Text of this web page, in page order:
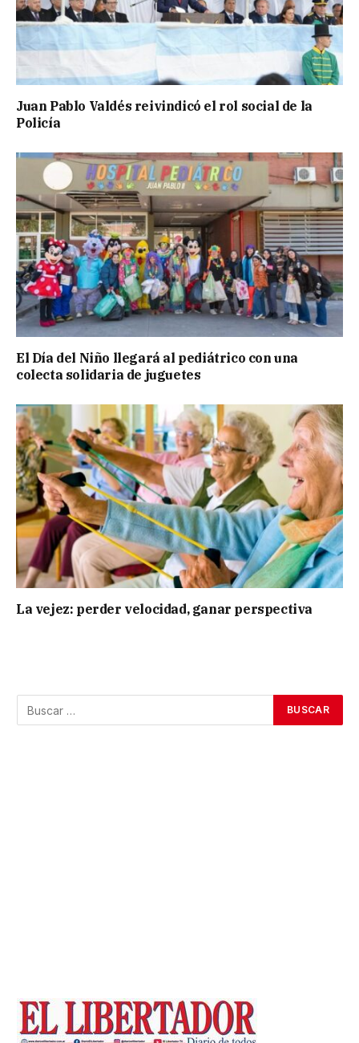
Juan Pablo Valdés reivindicó el rol social de la
Policía
El Día del Niño llegará al pediátrico con una
colecta solidaria de juguetes
La vejez: perder velocidad, ganar perspectiva